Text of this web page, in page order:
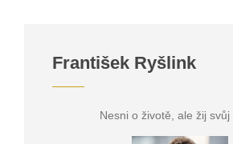
František Ryšlink
Nesni o životě, ale žij svůj